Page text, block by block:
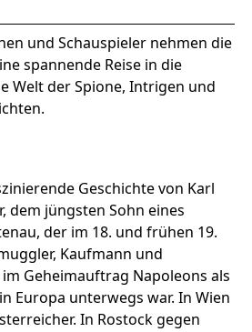
und Schauspieler nehmen die
spannende Reise in die
Welt der Spione, Intrigen und
Geschichte von Karl
dem jüngsten Sohn eines
der im 18. und frühen 19.
Kaufmann und
Geheimauftrag Napoleons als
Europa unterwegs war. In Wien
In Rostock gegen